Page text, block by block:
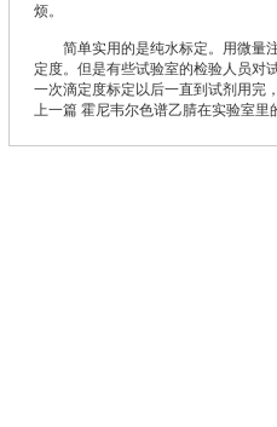
烦。
简单实用的是纯水标定。用微量注
定度。但是有些试验室的检验人员对
一次滴定度标定以后一直到试剂用完
上一篇 霍尼韦尔色谱乙腈在实验室里